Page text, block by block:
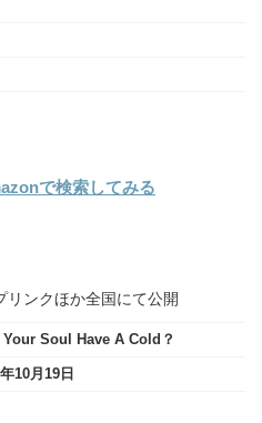
で検索してみる
ンクほか全国にて公開
Your Soul Have A Cold？
10月19日